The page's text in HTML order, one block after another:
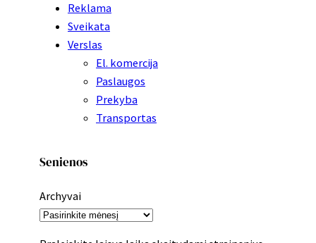
Reklama
Sveikata
Verslas
El. komercija
Paslaugos
Prekyba
Transportas
Senienos
Archyvai